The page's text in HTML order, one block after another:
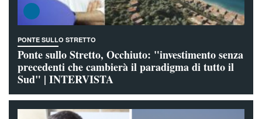
PONTE SULLO STRETTO
Ponte sullo Stretto, Occhiuto: "investimento senza
precedenti che cambierà il paradigma di tutto il
Sud" | INTERVISTA